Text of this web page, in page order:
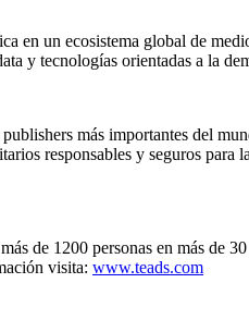
en un ecosistema global de
y tecnologías orientadas a la
más importantes del
responsables y seguros
de 1200 personas en más de
visita: www.teads.com